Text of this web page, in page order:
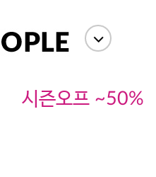
시즌오프 ~50%